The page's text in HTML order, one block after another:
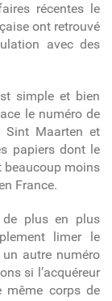
récentes le
ont retrouvé
avec des
simple et bien
le numéro de
Maarten et
papiers dont le
beaucoup moins
France.
de plus en plus
limer le
autre numéro
si l’acquéreur
même corps de